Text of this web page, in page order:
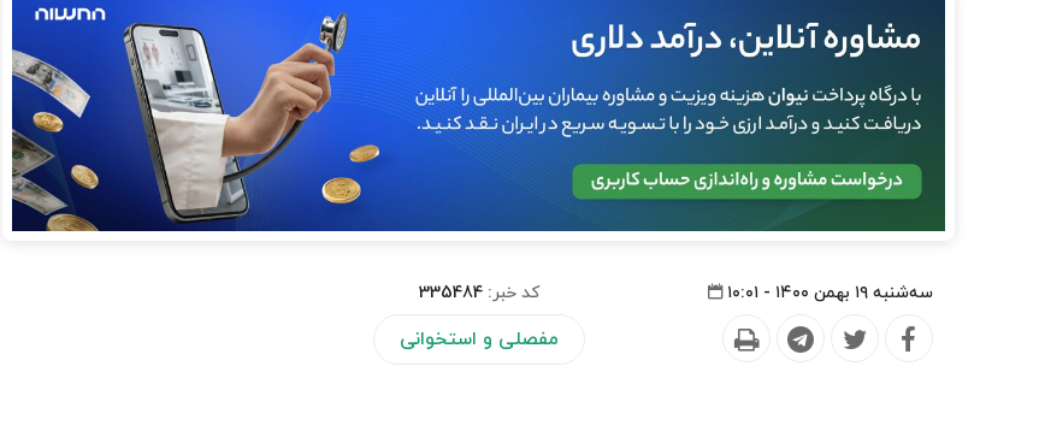
سه‌شنبه ۱۹ بهمن ۱۴۰۰ - ۱۰:۰۱ کد خبر:335484
مفصلی و استخوانی